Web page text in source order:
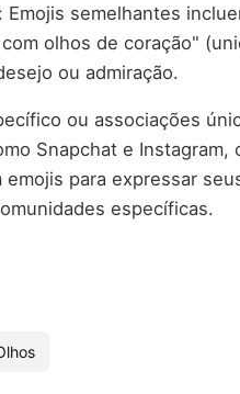
Emojis semelhantes
olhos de coração"
ou admiração.
ou associações
Snapchat e
emojis para expressar
específicas.